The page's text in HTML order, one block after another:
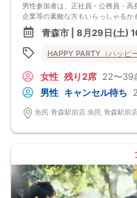
男性参加者は、正社員・公務員・
企業等の素敵な方もいらっしゃるか
ゆったりとお話できる空間は、恋活
飲食付きなので男女の関係が深まり
定期的に席替えをして全員の方と交
お一人様も多数参加されておられ
□受付は開始10分前からとさせて頂
□開催店舗様には『街コンで来まし
頂きます。
□当日現金支払いの方は受付にて参
または13：00以降にキャンセルに
□最少催行人数が男性2名・女性2名
（男女比の調整を行っております
ざいます。原則、男女比に関わらず
青森市 | 8月29日(土)
HAPPY PARTY（ハッピ
女性 残り2席 22〜39
男性 キャンセル待ち
魚民 青森駅前店 魚民 青森駅前